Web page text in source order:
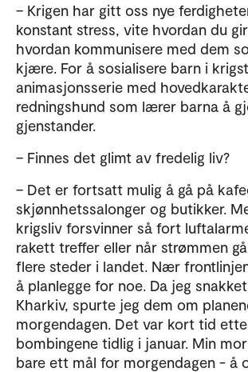
– Krigen har gitt oss nye
konstant stress, vite hvordan du
hvordan kommunisere med dem
kjære. For å sosialisere barn i
animasjonsserie med
redningshund som lærer barna å
gjenstander.
– Finnes det glimt av fredelig liv?
– Det er fortsatt mulig å gå på
skjønnhetssalonger og butikker.
krigsliv forsvinner så fort
rakett treffer eller når strømmen
flere steder i landet. Nær
å planlegge for noe. Da jeg
Kharkiv, spurte jeg dem om
morgendagen. Det var kort tid
bombingene tidlig i januar. Min
bare ett mål for morgendagen - å